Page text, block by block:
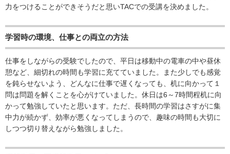
力をつけることができそうだと思いTACでの受講を決めました。
学習時の環境、仕事との両立の方法
仕事をしながらの受験でしたので、平日は移動中の電車の中や昼休
憩など、細切れの時間も学習に充てていました。また少しでも感覚
を鈍らせないよう、どんなに仕事で遅くなっても、机に向かって１
問は問題を解くことを心がけていました。休日は6～7時間程机に向
かって勉強していたと思います。ただ、長時間の学習はさすがに集
中力が続かず、効率が悪くなってしまうので、趣味の時間も大切に
しつつ切り替えながら勉強しました。